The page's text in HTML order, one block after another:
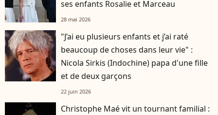
ses enfants Rosalie et Marceau
28 mai 2026
"J’ai eu plusieurs enfants et j’ai raté
beaucoup de choses dans leur vie" :
Nicola Sirkis (Indochine) papa d'une fille
et de deux garçons
22 juin 2026
Christophe Maé vit un tournant familial :